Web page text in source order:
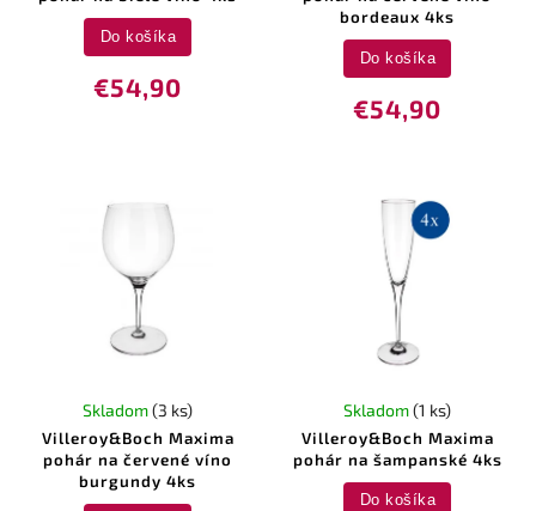
€54,90
Do košíka
bordeaux 4ks
€54,90
Do košíka
Villeroy&Boch Maxima
pohár na červené víno
burgundy 4ks
Skladom(3 ks)
Villeroy&Boch Maxima
pohár na šampanské 4ks
Skladom(1 ks)
Do košíka